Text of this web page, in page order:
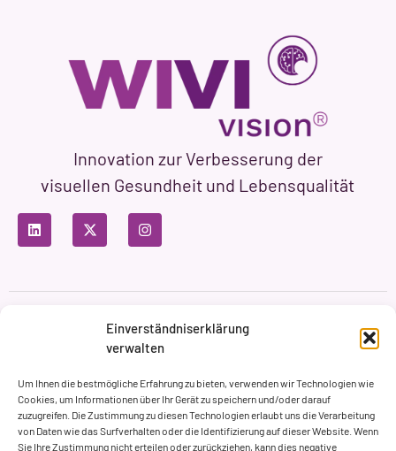
Einverständniserklärung
verwalten
Um Ihnen die bestmögliche Erfahrung zu bieten, verwenden wir Technologien wie
Cookies, um Informationen über Ihr Gerät zu speichern und/oder darauf
zuzugreifen. Die Zustimmung zu diesen Technologien erlaubt uns die Verarbeitung
von Daten wie das Surfverhalten oder die Identifizierung auf dieser Website. Wenn
Sie Ihre Zustimmung nicht erteilen oder zurückziehen, kann dies negative
Innovation zur Verbesserung der
visuellen Gesundheit und Lebensqualität
Datenschutzbestimmungen
Nutzungsbedingungen
Cookie-Richtlinie